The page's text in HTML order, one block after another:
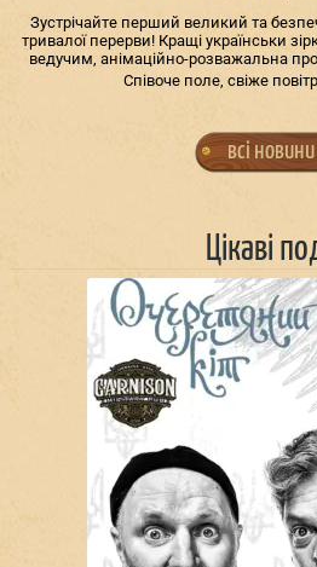
Зустрічайте перший великий та
тривалої перерви! Кращі українськи
ведучим, анімаційно-розважальна
Співоче поле, свіже
всі новини
Цікаві